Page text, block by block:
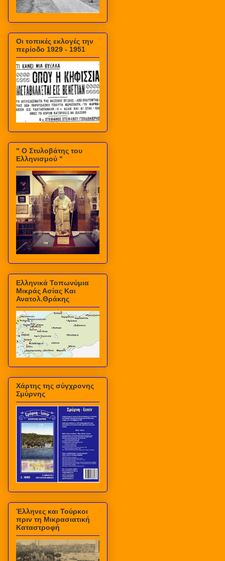
Οι τοπικές εκλογές την
περίοδο 1929 - 1951
" Ο Στυλοβάτης του
Ελληνισμού "
Ελληνικά Τοπωνύμια
Μικράς Ασίας Και
Ανατολ.Θράκης
Χάρτης της σύγχρονης
Σμύρνης
Έλληνες και Τούρκοι
πριν τη Μικρασιατική
Καταστροφή